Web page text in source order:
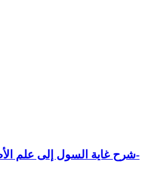
شرح غاية السول إلى علم الأصول -المجلس الثالث-